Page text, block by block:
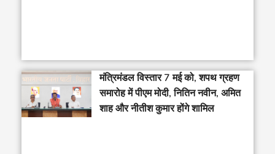
मंत्रिमंडल विस्तार 7 मई को, शपथ ग्रहण
समारोह में पीएम मोदी, नितिन नवीन, अमित
शाह और नीतीश कुमार होंगे शामिल